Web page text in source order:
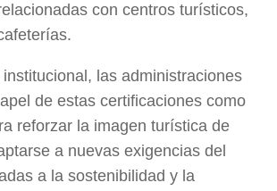
con centros turísticos,
las administraciones
de estas certificaciones como
reforzar la imagen turística de
a nuevas exigencias del
a la sostenibilidad y la